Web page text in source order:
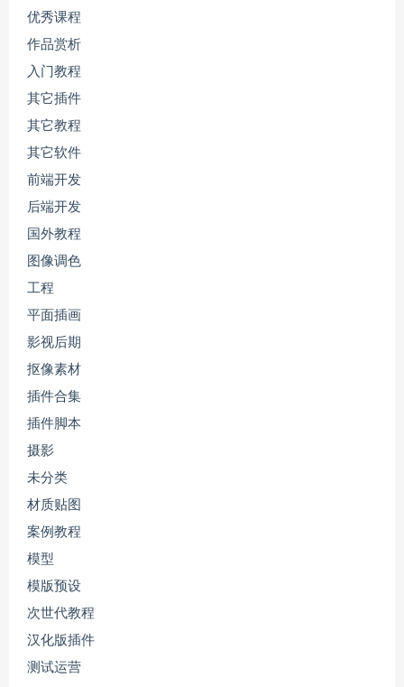
优秀课程
作品赏析
入门教程
其它插件
其它教程
其它软件
前端开发
后端开发
国外教程
图像调色
工程
平面插画
影视后期
抠像素材
插件合集
插件脚本
摄影
未分类
材质贴图
案例教程
模型
模版预设
次世代教程
汉化版插件
测试运营